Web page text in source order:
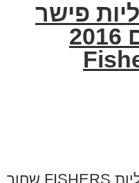
פישר
סילבר מגנזיום 2016